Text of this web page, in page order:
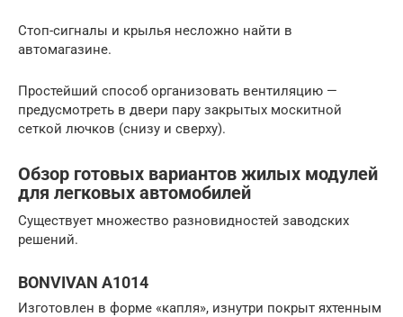
Стоп-сигналы и крылья несложно найти в
автомагазине.
Простейший способ организовать вентиляцию —
предусмотреть в двери пару закрытых москитной
сеткой лючков (снизу и сверху).
Обзор готовых вариантов жилых модулей
для легковых автомобилей
Существует множество разновидностей заводских
решений.
BONVIVAN A1014
Изготовлен в форме «капля», изнутри покрыт яхтенным